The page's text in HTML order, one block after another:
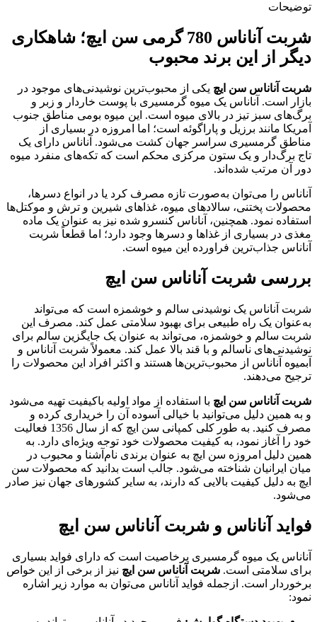
توضیحات
شربت آناناس 780 گرمی سن ایچ؛ شاهکاری
دیگر از این برند محبوب
شربت آناناس سن ایچ یکی از محبوب‌ترین نوشیدنی‌های موجود در
بازار است. آناناس یک میوه گرمسیری با پوست خاردار و زبر و
برگ‌های سبز تیز در بالای میوه است. این میوه بومی مناطق جنوب
آمریکا مانند برزیل و پاراگوئه است؛ اما امروزه در بسیاری از
مناطق گرمسیری سراسر جهان کشت می‌شود. آناناس دارای یک
تاج برگ‌دار و یک ستون مرکزی محکم است که تکه‌های منفرد میوه
دور آن مرتب شده‌اند.
آناناس را می‌توان به‌صورت تازه مصرف کرد یا در انواع دسر‌ها،
محصولات پختنی، سالاد‌های میوه، غذا‌های شیرین و ترش و موکتل‌ها
استفاده نمود. همچنین، آناناس کنسرو شده نیز به عنوان یک ماده
مغذی در بسیاری از غذا‌ها و دسر‌ها وجود دارد؛ اما قطعاً شربت
آناناس جذاب‌ترین فراورده این میوه است.
بررسی شربت آناناس سن ایچ
شربت آناناس یک نوشیدنی سالم و خوشمزه است که می‌تواند
به‌عنوان یک راه طبیعی برای بهبود سلامتی عمل کند. مصرف این
شربت سالم و خوشمزه، می‌تواند به عنوان یک جایگزین سالم برای
نوشیدنی‌های ناسالم و با قند بالا عمل کند. معمولاً شربت آناناس و
آبمیوه آناناس از محبوب‌ترین‌ها هستند و اکثر افراد این محصولات را
ترجیح می‌دهند.
شربت آناناس سن ایچ با استفاده از مواد اولیه باکیفیت تهیه می‌شود
و به همین دلیل می‌توانید با خیالی آسوده آن را خریداری کرده و
مصرف کنید. به‌ طور کلی کمپانی سن ایچ که از سال 1356 فعالیت
خود را آغاز نمود، به کیفیت محصولات خود توجه ویژه‌ای دارد. به
همین دلیل امروزه سن ایچ به‌ عنوان برندی نام‌آشنا و محبوب در
میان ایرانیان شناخته می‌شود. جالب است بدانید که محصولات سن
ایچ به دلیل کیفیت بالایی که دارند، به سایر کشورهای جهان نیز صادر
می‌شود.
فواید آناناس و شربت آناناس سن ایچ
آناناس یک میوه گرمسیری پرخاصیت است که دارای فواید بسیاری
برای سلامتی است‌. شربت آناناس سن ایچ نیز از برخی از این خواص
برخوردار است. ازجمله فواید آناناس می‌توان به موارد زیر اشاره
نمود: